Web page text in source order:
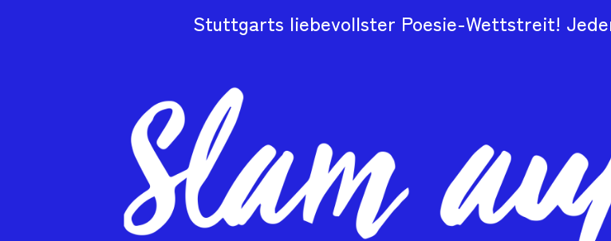
Stuttgarts liebevollster Poesie-Wettstreit!